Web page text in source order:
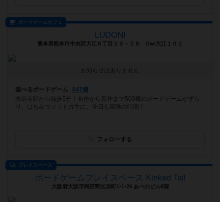
ボードゲームカフェ
LUDONI
熊本県熊本市中央区大江６丁目２９－２８ Owl大江１０２
お知らせはありません
遊べるボードゲーム
547個
水前寺駅から徒歩5分！名作から新作まで500種のボードゲームがずら
り。はちみつソフト片手に、今日も冒険の時間！
フォローする
プレイスペース
ボードゲームプレイスペース Kinked Tail
大阪府大阪市阿倍野区旭町1-1-26 あべのビル8階